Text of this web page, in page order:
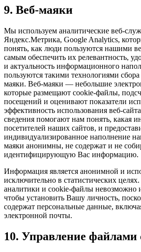
9. Веб-маяки
Мы используем аналитические веб-
Яндекс.Метрика, Google Analytics,
понять, как люди пользуются нашими
самым обеспечить их релевантность,
и актуальность информационного
пользуются такими технологиями
маяки. Веб-маяки — небольшие
которые размещают cookie-файлы,
посещений и оценивают показатели
эффективность использования веб-
сведения помогают нам понять, какая
посетителей наших сайтов, и
индивидуализированное наполнение
маяки анонимны, не содержат и не
идентифицирующую Вас информацию.
Информация является анонимной и
исключительно в статистических
аналитики и cookie-файлы невозможно
чтобы установить Вашу личность,
содержат персональные данные,
электронной почты.
10. Управление файлами